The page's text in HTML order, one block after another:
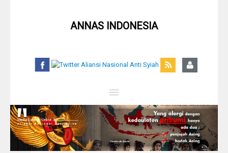
ANNAS INDONESIA
Close
Home